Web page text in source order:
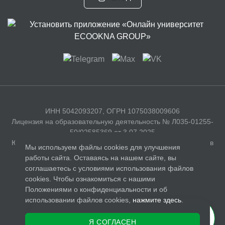
ИНН 5042093207, ОГРН 1075038009606
Лицензия на образовательную деятельность № Л035-01255-
50/02585369 от 3.07.2025
Юридический адрес: 141326, Московская область, г. Сергиев
Посад, с. Бужаниново, Полевая улица, д. 35
Лицензия
Политика обработки персональных данных
Условия использования
Нашли ошибку? Сообщите нам.
Мы используем файлы cookies для улучшения
работы сайта. Оставаясь на нашем сайте, вы
соглашаетесь с условиями использования файлов
cookies. Чтобы ознакомиться с нашими
Положениями о конфиденциальности и об
использовании файлов cookies, нажмите здесь
Я СОГЛАСЕН